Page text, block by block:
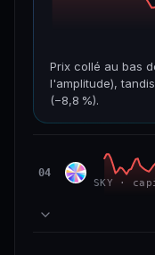
Prix collé au bas
l'amplitude),
(−8,8 %).
508 M$
VAR. 7 J
04 SKY Sky
SKY ·